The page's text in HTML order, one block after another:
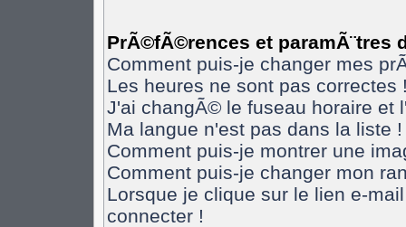
PrÃ©fÃ©rences et paramÃ¨tres
Comment puis-je changer mes
Les heures ne sont pas correctes
J'ai changÃ© le fuseau horaire et
Ma langue n'est pas dans la liste !
Comment puis-je montrer une
Comment puis-je changer mon
Lorsque je clique sur le lien e-
connecter !